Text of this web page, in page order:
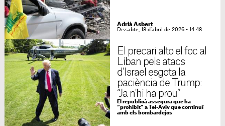
Adrià Asbert
Dissabte, 18 d'abril de 2026 - 14:48
El precari alto el foc al
Líban pels atacs
d’Israel esgota la
paciència de Trump:
“Ja n'hi ha prou”
El republicà assegura que ha
“prohibit” a Tel-Aviv que continuï
amb els bombardejos